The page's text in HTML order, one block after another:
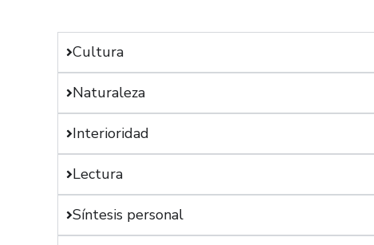
Cultura
Naturaleza
Interioridad
Lectura
Síntesis personal